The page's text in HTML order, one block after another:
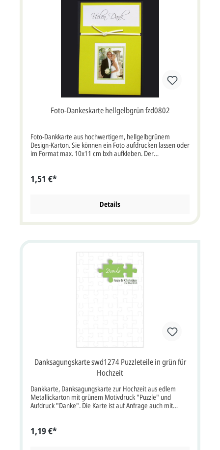
Foto-Dankeskarte hellgelbgrün fzd0802
Foto-Dankkarte aus hochwertigem, hellgelbgrünem
Design-Karton. Sie können ein Foto aufdrucken lassen oder
im Format max. 10x11 cm bxh aufkleben. Der
weißer Falteinleger sowie ein weißer Bändel werden
cm bxh (aufgeklappt 10,2x27,4 cm bxh). Passende Karten:
1,51 €*
Details
Danksagungskarte swd1274 Puzzleteile in grün für
Hochzeit
Dankkarte, Danksagungskarte zur Hochzeit aus edlem
Metallickarton mit grünem Motivdruck "Puzzle" und
Aufdruck "Danke". Die Karte ist auf Anfrage auch mit
cm). Unsere Empfehlung als Druckfarbe für den Text bei
dieser Karte ist grün, grau oder schwarz. Der Kartenpreis
1,19 €*